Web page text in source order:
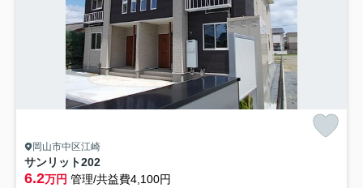
岡山市中区江崎
サンリット202
6.2万円 管理/共益費4,100円